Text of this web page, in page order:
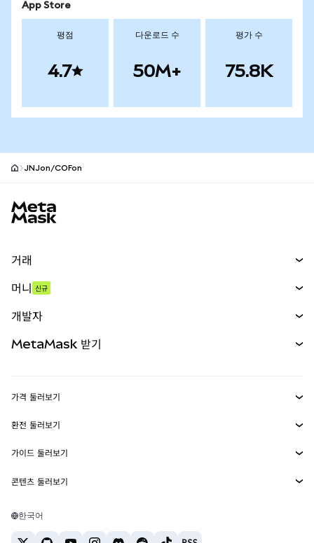
App Store
평점
4.7
다운로드 수
50M+
평가 수
75.8K
JNJon/COFon
거래
무기한 선물
실물자산
머니 신규
개발자
MetaMask Connect
Snaps
웹3 서비스
MetaMask 받기
보안
고객 지원
채용
가격 둘러보기
이더리움 가격
솔라나 가격
테더 가격
환전 둘러보기
ETH를 USD로 환전
USDT를 INR로 환전
BTC를 INR로 환전
가이드 둘러보기
ETH 매수
콘텐츠 둘러보기
솔라나 지갑
한국어